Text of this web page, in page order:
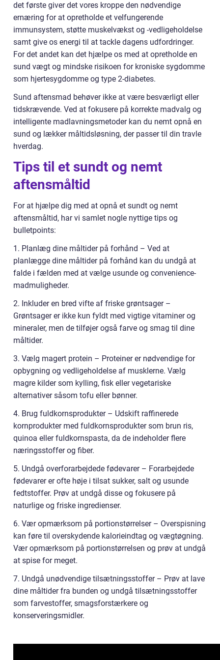
det første giver det vores kroppe den nødvendige
ernæring for at opretholde et velfungerende
immunsystem, støtte muskelvækst og -vedligeholdelse
samt give os energi til at tackle dagens udfordringer.
For det andet kan det hjælpe os med at opretholde en
sund vægt og mindske risikoen for kroniske sygdomme
som hjertesygdomme og type 2-diabetes.
Sund aftensmad behøver ikke at være besværligt eller
tidskrævende. Ved at fokusere på korrekte madvalg og
intelligente madlavningsmetoder kan du nemt opnå en
sund og lækker måltidsløsning, der passer til din travle
hverdag.
Tips til et sundt og nemt
aftensmåltid
For at hjælpe dig med at opnå et sundt og nemt
aftensmåltid, har vi samlet nogle nyttige tips og
bulletpoints:
1. Planlæg dine måltider på forhånd – Ved at
planlægge dine måltider på forhånd kan du undgå at
falde i fælden med at vælge usunde og convenience-
madmuligheder.
2. Inkluder en bred vifte af friske grøntsager –
Grøntsager er ikke kun fyldt med vigtige vitaminer og
mineraler, men de tilføjer også farve og smag til dine
måltider.
3. Vælg magert protein – Proteiner er nødvendige for
opbygning og vedligeholdelse af musklerne. Vælg
magre kilder som kylling, fisk eller vegetariske
alternativer såsom tofu eller bønner.
4. Brug fuldkornsprodukter – Udskift raffinerede
kornprodukter med fuldkornsprodukter som brun ris,
quinoa eller fuldkornspasta, da de indeholder flere
næringsstoffer og fiber.
5. Undgå overforarbejdede fødevarer – Forarbejdede
fødevarer er ofte høje i tilsat sukker, salt og usunde
fedtstoffer. Prøv at undgå disse og fokusere på
naturlige og friske ingredienser.
6. Vær opmærksom på portionstørrelser – Overspisning
kan føre til overskydende kalorieindtag og vægtøgning.
Vær opmærksom på portionstørrelsen og prøv at undgå
at spise for meget.
7. Undgå unødvendige tilsætningsstoffer – Prøv at lave
dine måltider fra bunden og undgå tilsætningsstoffer
som farvestoffer, smagsforstærkere og
konserveringsmidler.